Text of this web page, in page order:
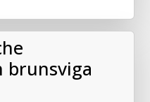
brunsviga